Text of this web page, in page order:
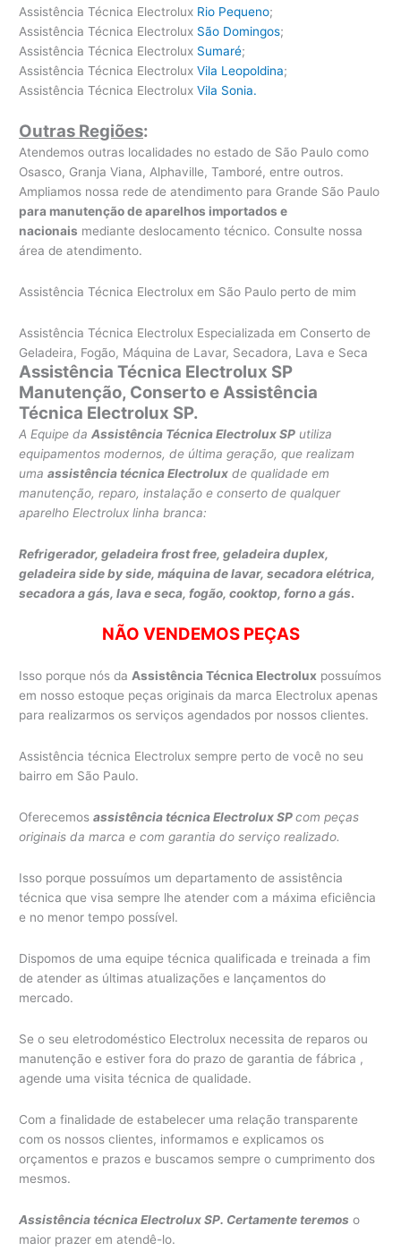
Assistência Técnica Electrolux Rio Pequeno;
Assistência Técnica Electrolux São Domingos;
Assistência Técnica Electrolux Sumaré;
Assistência Técnica ElectroluxVila Leopoldina;
Assistência Técnica ElectroluxVila Sonia.
Outras Regiões:
Atendemos outras localidades no estado de São Paulo como
Osasco, Granja Viana, Alphaville, Tamboré, entre outros.
Ampliamos nossa rede de atendimento para Grande São Paulo
para manutenção de aparelhos importados e
nacionais mediante deslocamento técnico. Consulte nossa
área de atendimento.
Assistência Técnica Electrolux em São Paulo perto de mim
Assistência Técnica Electrolux Especializada em Conserto de
Geladeira, Fogão, Máquina de Lavar, Secadora, Lava e Seca
Assistência Técnica Electrolux SP
Manutenção, Conserto e Assistência
Técnica Electrolux SP.
A Equipe daAssistência Técnica Electrolux SP utiliza
equipamentos modernos, de última geração, que realizam
umaassistência técnica Electrolux de qualidade em
manutenção, reparo, instalação e conserto de qualquer
aparelho Electrolux linha branca:
Refrigerador, geladeira frost free, geladeira duplex,
geladeira side by side,máquina de lavar,secadora elétrica,
secadora a gás, lava e seca,fogão, cooktop, forno a gás.
NÃO VENDEMOS PEÇAS
Isso porque nós daAssistência Técnica Electrolux possuímos
em nosso estoque peças originais da marca Electrolux apenas
para realizarmos os serviços agendados por nossos clientes.
Assistência técnica Electrolux sempre perto de você no seu
bairro em São Paulo.
Oferecemosassistência técnica Electrolux SPcom peças
originais da marca e com garantia do serviço realizado.
Isso porque possuímos um departamento de assistência
técnica que visa sempre lhe atender com a máxima eficiência
e no menor tempo possível.
Dispomos de uma equipe técnica qualificada e treinada a fim
de atender as últimas atualizações e lançamentos do
mercado.
Se o seu eletrodoméstico Electrolux necessita de reparos ou
manutenção e estiver fora do prazo de garantia de fábrica ,
agende uma visita técnica de qualidade.
Com a finalidade de estabelecer uma relação transparente
com os nossos clientes, informamos e explicamos os
orçamentos e prazos e buscamos sempre o cumprimento dos
mesmos.
Assistência técnica Electrolux SP. Certamente teremos o
maior prazer em atendê-lo.